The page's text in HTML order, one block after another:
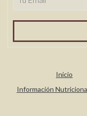
Inicio
Información